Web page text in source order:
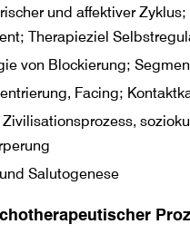
und affektiver Zyklus;
Therapieziel
von Blockierung;
Facing;
Zivilisationsprozess,
Salutogenese